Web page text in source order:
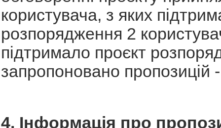
користувача, з яких
розпорядження 2
підтримало проєкт
запропоновано пропозицій
4. Інформація про